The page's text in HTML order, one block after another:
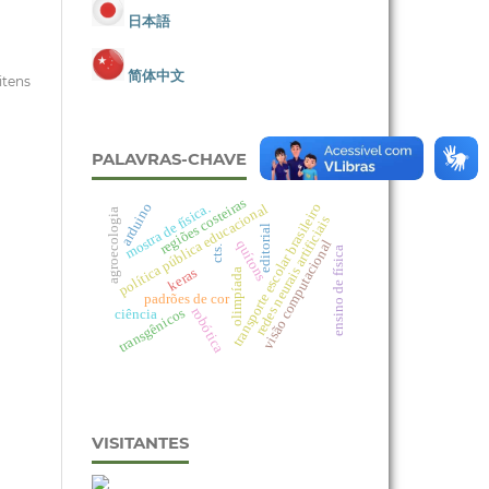
日本語
简体中文
PALAVRAS-CHAVE
editorial
olimpíada
política pública educacionaltransporte escolar brasileiro
padrões de cor
quítons
regiões costeiras
robótica redes neurais artificiais
visão computacional
keras
mostra de física.
transgênicos
cts.
agroecologia ensino de física
ciência
arduino
VISITANTES